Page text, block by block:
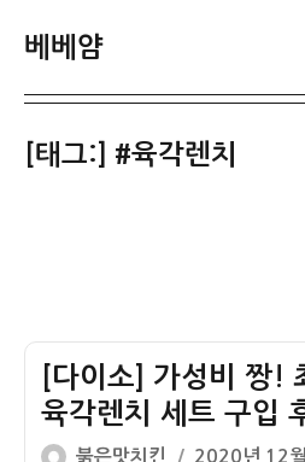
베베얌
[태그:] #육각렌치
[다이소] 가성비 짱!
육각렌치 세트 구입
글
붉은맛치킨
작
2020년 12